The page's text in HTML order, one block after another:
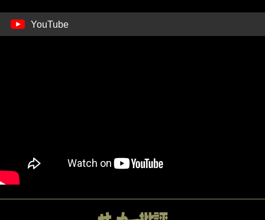
YouTube